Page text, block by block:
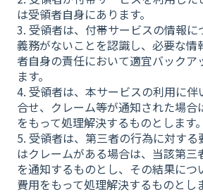
は受領者自身にあります。
3. 受領者は、付帯サービスの情報
義務がないことを認識し、必要な情
者自身の責任において適宜バックア
ます。
4. 受領者は、本サービスの利用に伴
合せ、クレーム等が通知された場合
をもって処理解決するものとします。
5. 受領者は、第三者の行為に対する
はクレームがある場合は、当該第三
を通知するものとし、その結果につ
費用をもって処理解決するものとし